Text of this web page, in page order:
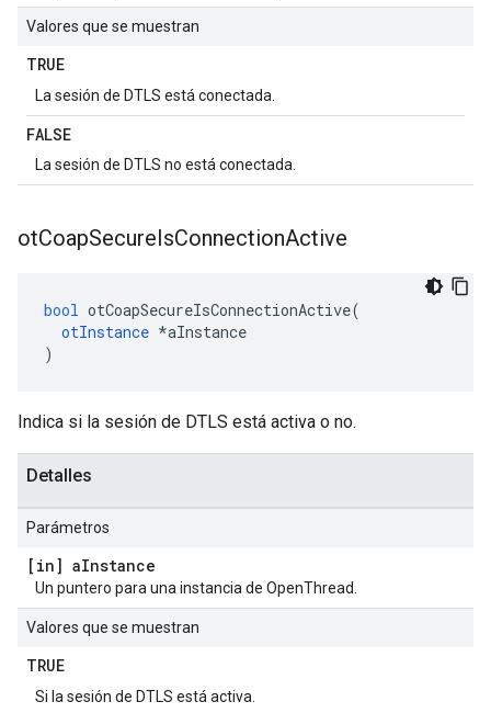
Valores que se muestran
TRUE
La sesión de DTLS está conectada.
FALSE
La sesión de DTLS no está conectada.
otCoapSecureIsConnectionActive
bool otCoapSecureIsConnectionActive(
otInstance *aInstance
)
Indica si la sesión de DTLS está activa o no.
Detalles
Parámetros
[in] aInstance
Un puntero para una instancia de OpenThread.
Valores que se muestran
TRUE
Si la sesión de DTLS está activa.